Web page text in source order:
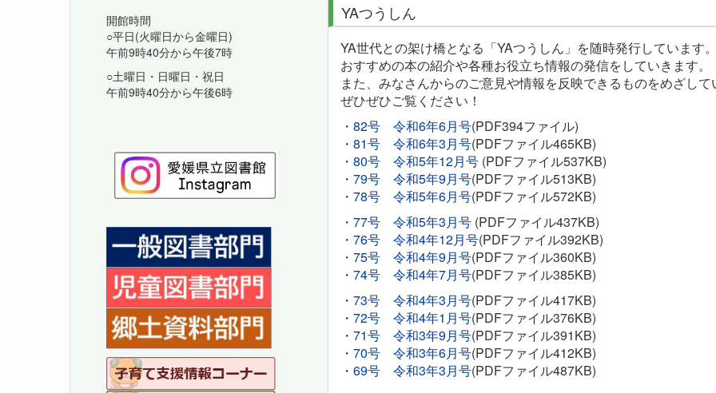
YAつうしん
YA世代との架け橋となる「YAつうしん」を随時発行しています。
おすすめの本の紹介や各種お役立ち情報の発信をしていきます。
また、みなさんからのご意見や情報を反映できるものをめざして
ぜひぜひご覧ください！
・ 82号 令和6年6月号(PDF394ファイル)
・ 81号 令和6年3月号(PDFファイル465KB)
・ 80号 令和5年12月号 (PDFファイル537KB)
・ 79号 令和5年9月号(PDFファイル513KB)
・ 78号 令和5年6月号(PDFファイル572KB)
・ 77号 令和5年3月号 (PDFファイル437KB)
・ 76号 令和4年12月号(PDFファイル392KB)
・ 75号 令和4年9月号(PDFファイル360KB)
・ 74号 令和4年7月号(PDFファイル385KB)
・ 73号 令和4年3月号(PDFファイル417KB)
・ 72号 令和4年1月号(PDFファイル376KB)
・ 71号 令和3年9月号(PDFファイル391KB)
・ 70号 令和3年6月号(PDFファイル412KB)
・ 69号 令和3年3月号(PDFファイル487KB)
開館時間
○平日(火曜日から金曜日)
午前9時40分から午後7時
○土曜日・日曜日・祝日
午前9時40分から午後6時